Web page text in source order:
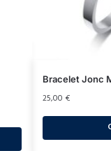
Bracelet Jonc
25,00 €